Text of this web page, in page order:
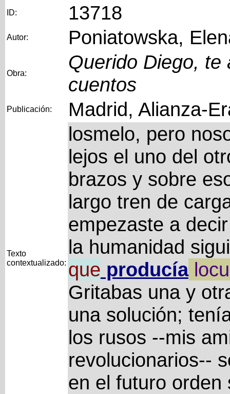
ID: 13718
Autor: Poniatowska,
Obra:
Querido Diego, te
cuentos
Publicación: Madrid, Alianza-
Texto
contextualizado:
losmelo, pero
lejos el uno del
brazos y sobre
largo tren de
empezaste a
la humanidad
que producía
Gritabas una y
una solución;
los rusos --mis
revolucionarios--
en el futuro orden